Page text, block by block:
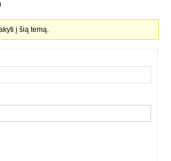
į šią temą.